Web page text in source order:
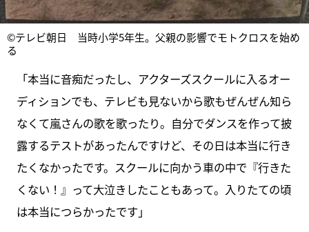
©テレビ朝日 当時小学5年生。父親の影響でモトクロスを始め
る
「本当に音痴だったし、アクターズスクールに入るオー
ディションでも、テレビも見ないから歌もぜんぜん知ら
なくて嵐さんの歌を歌ったり。自分でダンスを作って披
露するテストがあったんですけど、その日は本当に行き
たくなかったです。スクールに向かう車の中で『行きた
くない！』って大泣きしたこともあって。入りたての頃
は本当につらかったです」